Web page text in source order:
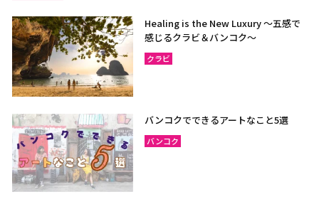
Healing is the New Luxury ～五感で
感じるクラビ＆バンコク～
クラビ
バンコクでできるアートなこと5選
バンコク